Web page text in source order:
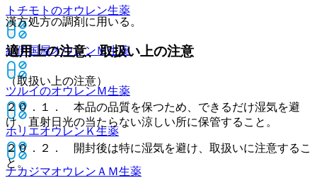
トチモトのオウレン生薬
紀伊国屋オウレンＭ生薬
ツルイのオウレンＭ生薬
ホリエオウレンＫ生薬
ナカジマオウレンＡＭ生薬
漢方処方の調剤に用いる。
適用上の注意、取扱い上の注意
（取扱い上の注意）
２０．１． 本品の品質を保つため、できるだけ湿気を避
け、直射日光の当たらない涼しい所に保管すること。
２０．２． 開封後は特に湿気を避け、取扱いに注意するこ
と。